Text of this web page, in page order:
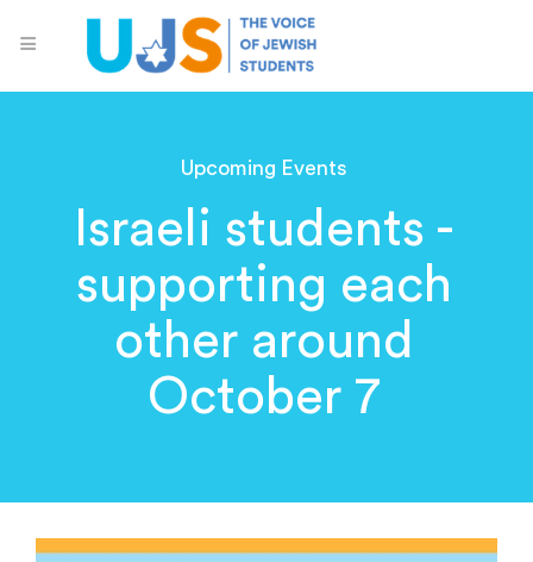
Upcoming Events
Israeli students -
supporting each
other around
October 7